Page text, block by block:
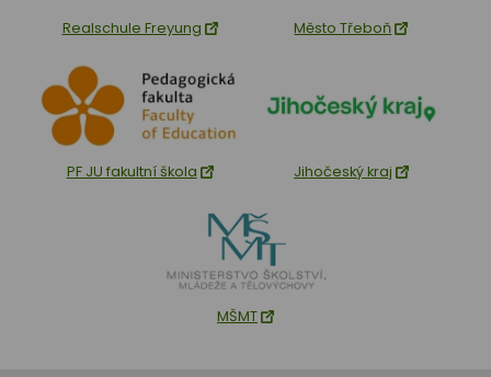
Realschule Freyung Město Třeboň
PF JU fakultní škola Jihočeský kraj
MŠMT